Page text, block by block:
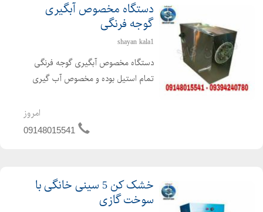
دستگاه مخصوص آبگیری
گوجه فرنگی
shayan kala1
دستگاه مخصوص آبگیری گوجه فرنگی
تمام استیل بوده و مخصوص آب گیری
توانایی جدا سازی تفاله و تخم گوجه از
آب گوجه که در صورت نیاز کشاورزان
امروز
09148015541
خشک کن 5 سینی خانگی با
سوخت گازی